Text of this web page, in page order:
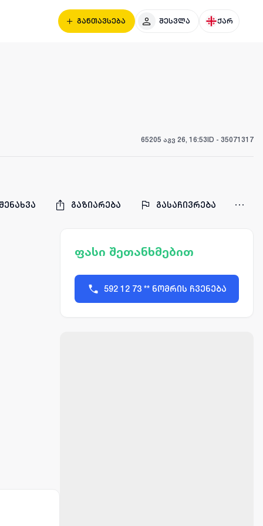
განთავსება შესვლა ქარ
65205 აგვ 26, 16:53ID - 35071317
გაზიარება გასაჩივრება
ფასი შეთანხმებით
592 12 73 ** ნომრის ჩვენება